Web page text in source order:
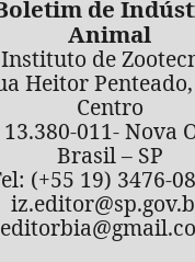
de
Animal
Instituto de
Heitor
Centro
13.380-011- Nova
Brasil – SP
(+55 19) 3476-